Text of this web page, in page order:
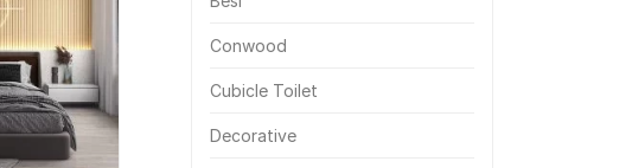
Conwood
Cubicle Toilet
Decorative